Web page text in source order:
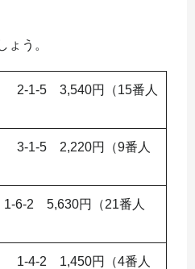
ょう。
2-1-5 3,540円（15番人
3-1-5 2,220円（9番人
6-2 5,630円（21番人
1-4-2 1,450円（4番人